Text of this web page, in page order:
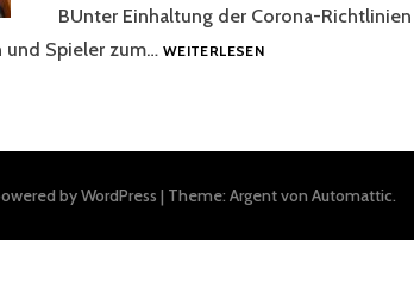
BUnter Einhaltung der Corona-
und Spieler zum… WEITERLESEN03.
WOCHENENDE
ERBSTETTEN
by WordPress | Theme: Argent von Automattic.